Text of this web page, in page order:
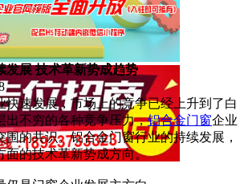
发展 技术革新势成趋势
快速发展，市场上的竞争已经上升到了白
出不穷的各种竞争压力，铝合金门窗企业
的共识。铝合金门窗行业的持续发展，
面的技术革新势成方向。